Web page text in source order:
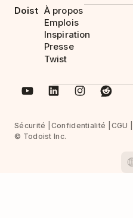
Doist À propos
Emplois
Inspiration
Presse
Twist
Sécurité Confidentialité CGU
© Todoist Inc.